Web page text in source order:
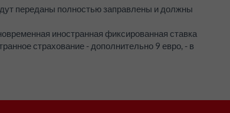
переданы полностью заправлены и должны
иностранная фиксированная ставка
страхование - дополнительно 9 евро, - в